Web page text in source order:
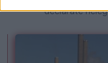
declarate